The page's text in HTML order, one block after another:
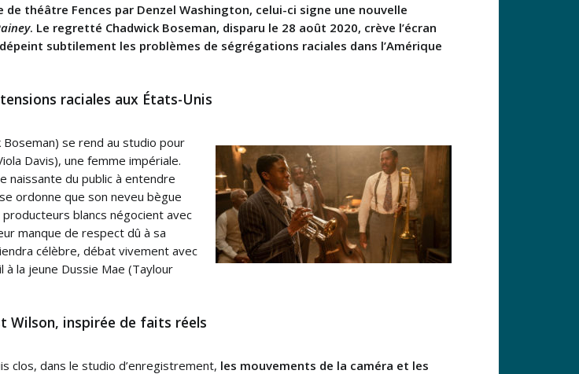
théâtre Fences par Denzel Washington, celui-ci signe une nouvelle
. Le regretté Chadwick Boseman, disparu le 28 août 2020, crève l’écran
subtilement les problèmes de ségrégations raciales dans l’Amérique
raciales aux États-Unis
se rend au studio pour
Davis), une femme impériale.
naissante du public à entendre
ordonne que son neveu bègue
producteurs blancs négocient avec
manque de respect dû à sa
célèbre, débat vivement avec
la jeune Dussie Mae (Taylour
Wilson, inspirée de faits réels
clos, dans le studio d’enregistrement, les mouvements de la caméra et les